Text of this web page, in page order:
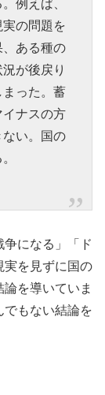
例えば、
の問題を
、ある種の
が後戻り
った。蓄
ナスの方
い。国の
になる」「ド
実を見ずに国の
を導いていま
でもない結論を